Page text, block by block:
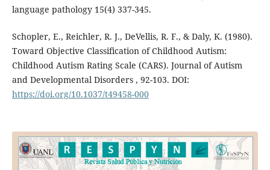
language pathology 15(4) 337-345.
Schopler, E., Reichler, R. J., DeVellis, R. F., & Daly, K. (1980).
Toward Objective Classification of Childhood Autism:
Childhood Autism Rating Scale (CARS). Journal of Autism
and Developmental Disorders , 92-103. DOI:
https://doi.org/10.1037/t49458-000